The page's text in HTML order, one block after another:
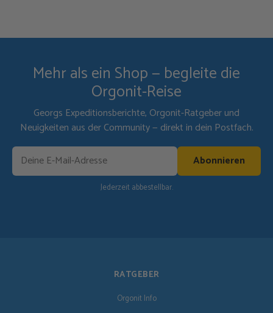
Mehr als ein Shop — begleite die
Orgonit-Reise
Georgs Expeditionsberichte, Orgonit-Ratgeber und
Neuigkeiten aus der Community — direkt in dein Postfach.
Abonnieren
Jederzeit abbestellbar.
RATGEBER
Orgonit Info